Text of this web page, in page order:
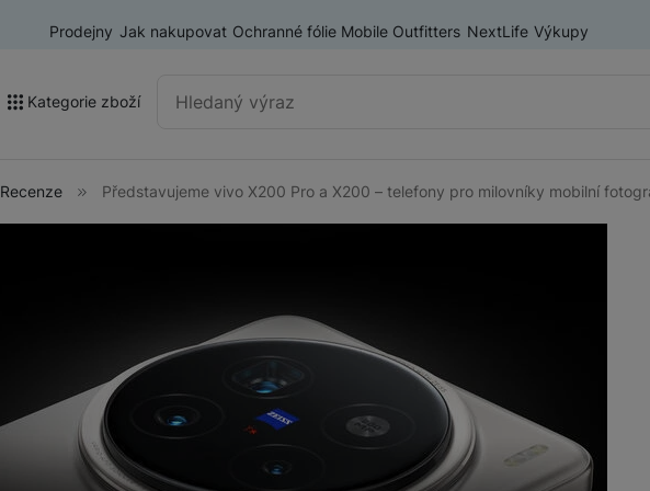
Prodejny Jak nakupovat Ochranné fólie Mobile Outfitters NextLife Výkupy
Vyhledávání
Kategorie zboží
Televize
Audio
Příslušenství
Recenze Představujeme vivo X200 Pro a X200 – telefony pro milovníky mobilní